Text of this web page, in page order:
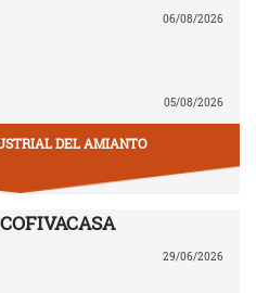
06/08/2026
05/08/2026
DEL AMIANTO
29/06/2026